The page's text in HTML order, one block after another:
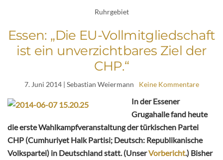
Ruhrgebiet
Essen: „Die EU-Vollmitgliedschaft
ist ein unverzichtbares Ziel der
CHP.“
7. Juni 2014| Sebastian Weiermann Keine Kommentare
In der Essener
Grugahalle fand heute
die erste Wahlkampfveranstaltung der türkischen Partei
CHP (Cumhuriyet Halk Partisi; Deutsch: Republikanische
Volkspartei) in Deutschland statt. (UnserVorbericht.) Bisher